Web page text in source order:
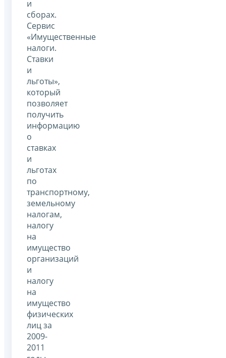
и
сборах.
Сервис
«Имущественные
налоги.
Ставки
и
льготы»,
который
позволяет
получить
информацию
о
ставках
и
льготах
по
транспортному,
земельному
налогам,
налогу
на
имущество
организаций
и
налогу
на
имущество
физических
лиц за
2009-
2011